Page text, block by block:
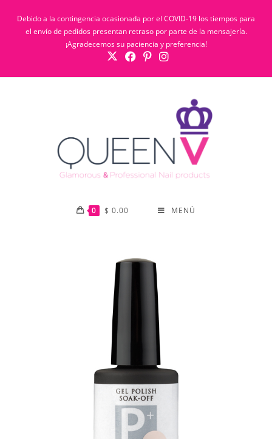
Debido a la contingencia ocasionada por el COVID-19 los tiempos para
el envío de pedidos presentan retraso por parte de la mensajería.
¡Agradecemos su paciencia y preferencia!
0 $ 0.00 MENÚ